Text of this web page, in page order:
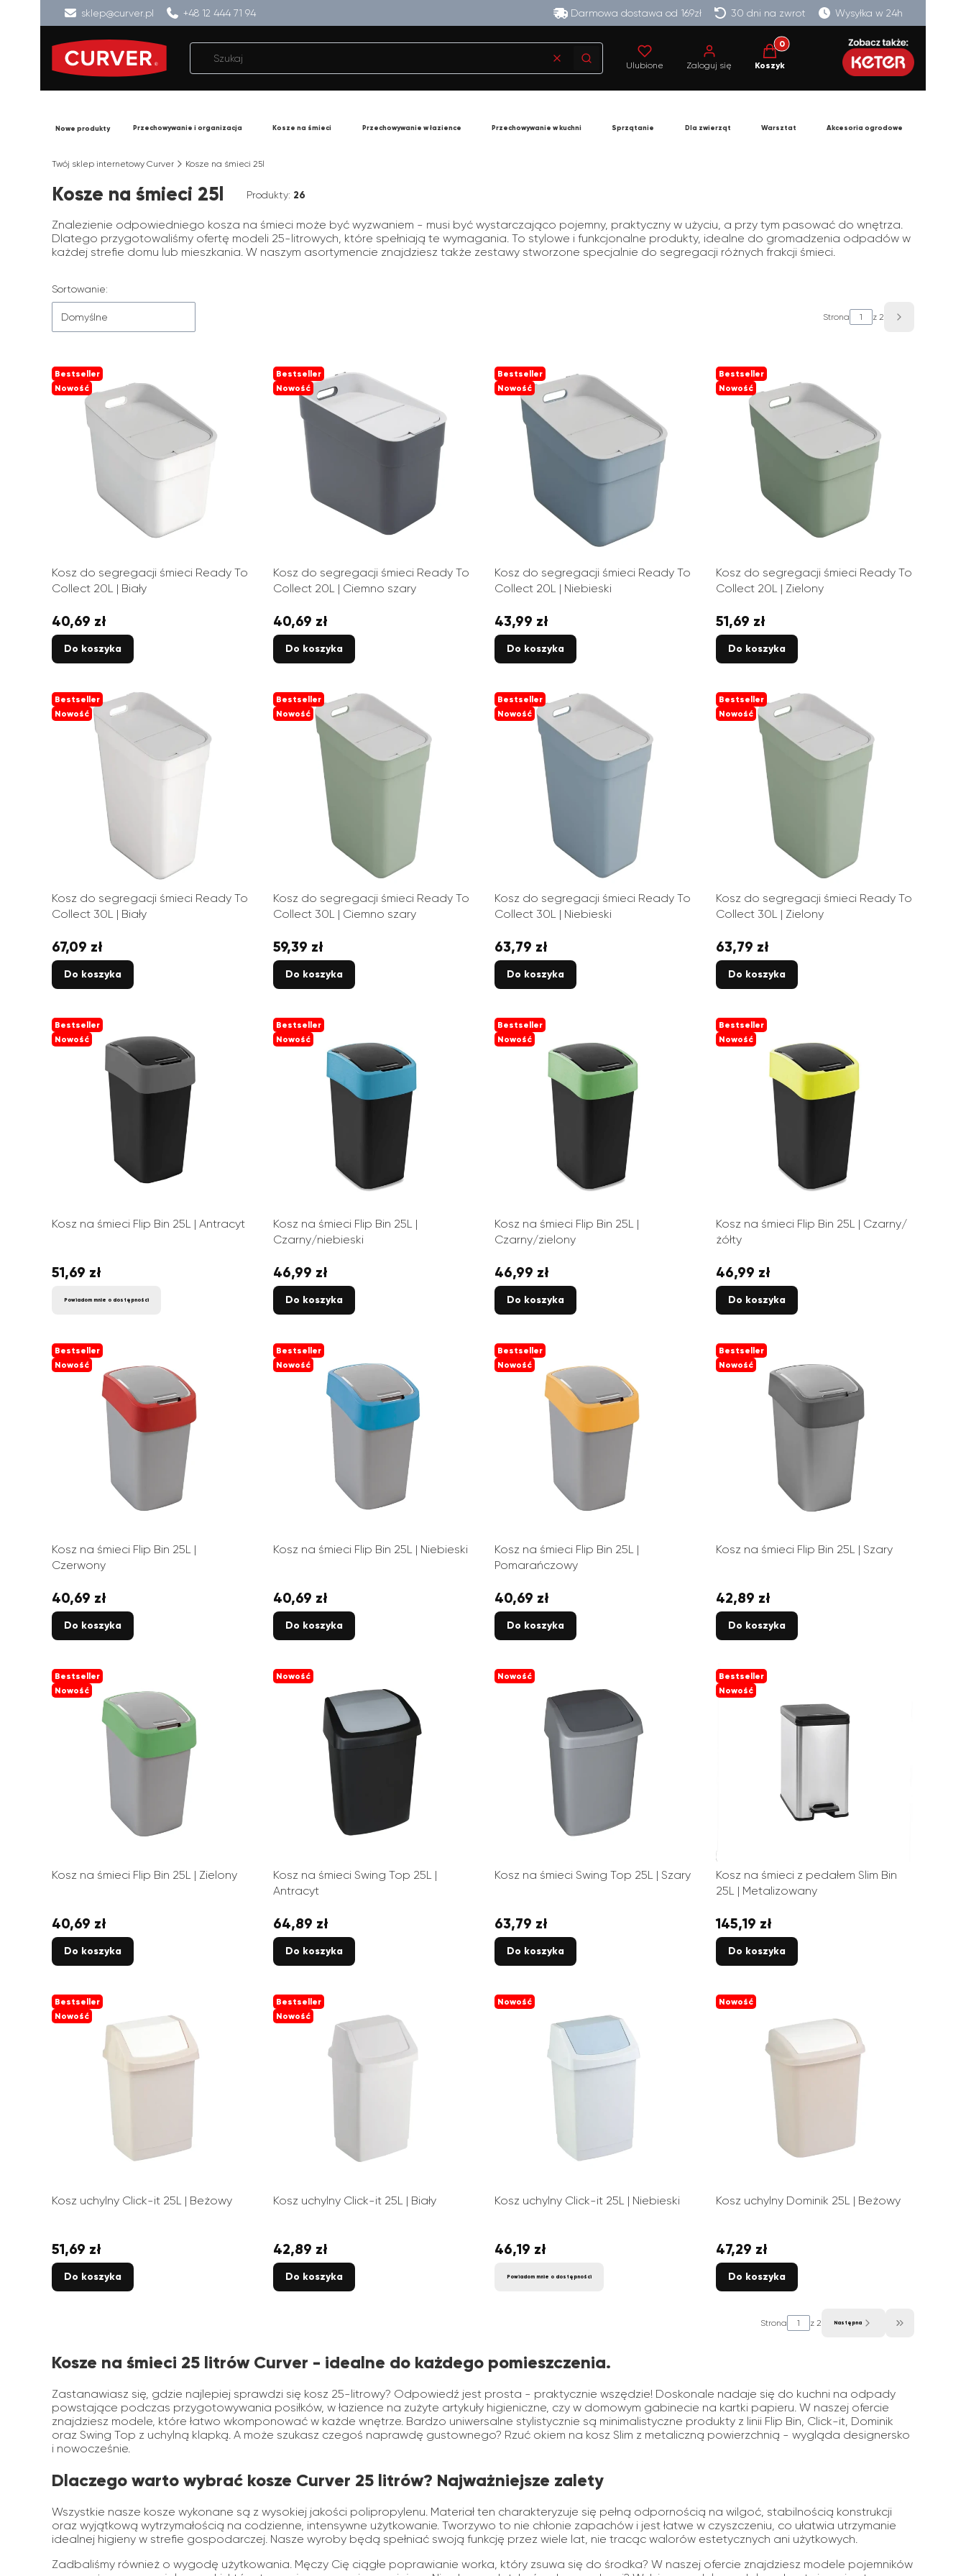
sklep@curver.pl +48 12 444 71 94 Darmowa dostawa od 169zł 30 dni na zwrot Wysyłka w 24h
WyczyśćSzukaj Ulubione Zaloguj się
Produkty w koszyku: 0. Zobacz
Koszyk
Nowe produkty Przechowywanie i organizacja Kosze na śmieci Przechowywanie w łazience Przechowywanie w kuchni Sprzątanie Dla zwierząt Warsztat Akcesoria ogrodowe
Twój sklep internetowy Curver Kosze na śmieci 25l
Kosze na śmieci 25l Produkty: 26
Znalezienie odpowiedniego kosza na śmieci może być wyzwaniem - musi być wystarczająco pojemny, praktyczny w użyciu, a przy tym pasować do wnętrza.
Dlatego przygotowaliśmy ofertę modeli 25-litrowych, które spełniają te wymagania. To stylowe i funkcjonalne produkty, idealne do gromadzenia odpadów w
każdej strefie domu lub mieszkania. W naszym asortymencie znajdziesz także zestawy stworzone specjalnie do segregacji różnych frakcji śmieci.
Lista produktów
Sortowanie:
Domyślne Strona z 2
Następne produkty
Bestseller
Nowość
Kosz do segregacji śmieci Ready To
Collect 20L | Biały
Cena
40,69 zł
Do koszyka
Bestseller
Nowość
Kosz do segregacji śmieci Ready To
Collect 20L | Ciemno szary
Cena
40,69 zł
Do koszyka
Bestseller
Nowość
Kosz do segregacji śmieci Ready To
Collect 20L | Niebieski
Cena
43,99 zł
Do koszyka
Bestseller
Nowość
Kosz do segregacji śmieci Ready To
Collect 20L | Zielony
Cena
51,69 zł
Do koszyka
Bestseller
Nowość
Kosz do segregacji śmieci Ready To
Collect 30L | Biały
Cena
67,09 zł
Do koszyka
Bestseller
Nowość
Kosz do segregacji śmieci Ready To
Collect 30L | Ciemno szary
Cena
59,39 zł
Do koszyka
Bestseller
Nowość
Kosz do segregacji śmieci Ready To
Collect 30L | Niebieski
Cena
63,79 zł
Do koszyka
Bestseller
Nowość
Kosz do segregacji śmieci Ready To
Collect 30L | Zielony
Cena
63,79 zł
Do koszyka
Bestseller
Nowość
Kosz na śmieci Flip Bin 25L | Antracyt
Cena
51,69 zł
Powiadom mnie o dostępności
Bestseller
Nowość
Kosz na śmieci Flip Bin 25L |
Czarny/niebieski
Cena
46,99 zł
Do koszyka
Bestseller
Nowość
Kosz na śmieci Flip Bin 25L |
Czarny/zielony
Cena
46,99 zł
Do koszyka
Bestseller
Nowość
Kosz na śmieci Flip Bin 25L | Czarny/
żółty
Cena
46,99 zł
Do koszyka
Bestseller
Nowość
Kosz na śmieci Flip Bin 25L |
Czerwony
Cena
40,69 zł
Do koszyka
Bestseller
Nowość
Kosz na śmieci Flip Bin 25L | Niebieski
Cena
40,69 zł
Do koszyka
Bestseller
Nowość
Kosz na śmieci Flip Bin 25L |
Pomarańczowy
Cena
40,69 zł
Do koszyka
Bestseller
Nowość
Kosz na śmieci Flip Bin 25L | Szary
Cena
42,89 zł
Do koszyka
Bestseller
Nowość
Kosz na śmieci Flip Bin 25L | Zielony
Cena
40,69 zł
Do koszyka
Nowość
Kosz na śmieci Swing Top 25L |
Antracyt
Cena
64,89 zł
Do koszyka
Nowość
Kosz na śmieci Swing Top 25L | Szary
Cena
63,79 zł
Do koszyka
Bestseller
Nowość
Kosz na śmieci z pedałem Slim Bin
25L | Metalizowany
Cena
145,19 zł
Do koszyka
Bestseller
Nowość
Kosz uchylny Click-it 25L | Beżowy
Cena
51,69 zł
Do koszyka
Bestseller
Nowość
Kosz uchylny Click-it 25L | Biały
Cena
42,89 zł
Do koszyka
Nowość
Kosz uchylny Click-it 25L | Niebieski
Cena
46,19 zł
Powiadom mnie o dostępności
Nowość
Kosz uchylny Dominik 25L | Beżowy
Cena
47,29 zł
Do koszyka
Strona z 2
Następna
Kosze na śmieci 25 litrów Curver - idealne do każdego pomieszczenia.
Zastanawiasz się, gdzie najlepiej sprawdzi się kosz 25-litrowy? Odpowiedź jest prosta - praktycznie wszędzie! Doskonale nadaje się do kuchni na odpady
powstające podczas przygotowywania posiłków, w łazience na zużyte artykuły higieniczne, czy w domowym gabinecie na kartki papieru. W naszej ofercie
znajdziesz modele, które łatwo wkomponować w każde wnętrze. Bardzo uniwersalne stylistycznie są minimalistyczne produkty z linii Flip Bin, Click-it, Dominik
oraz Swing Top z uchylną klapką. A może szukasz czegoś naprawdę gustownego? Rzuć okiem na kosz Slim z metaliczną powierzchnią - wygląda designersko
i nowocześnie.
Dlaczego warto wybrać kosze Curver 25 litrów? Najważniejsze zalety
Wszystkie nasze kosze wykonane są z wysokiej jakości polipropylenu. Materiał ten charakteryzuje się pełną odpornością na wilgoć, stabilnością konstrukcji
oraz wyjątkową wytrzymałością na codzienne, intensywne użytkowanie. Tworzywo to nie chłonie zapachów i jest łatwe w czyszczeniu, co ułatwia utrzymanie
idealnej higieny w strefie gospodarczej. Nasze wyroby będą spełniać swoją funkcję przez wiele lat, nie tracąc walorów estetycznych ani użytkowych.
Zadbaliśmy również o wygodę użytkowania. Męczy Cię ciągłe poprawianie worka, który zsuwa się do środka? W naszej ofercie znajdziesz modele pojemników